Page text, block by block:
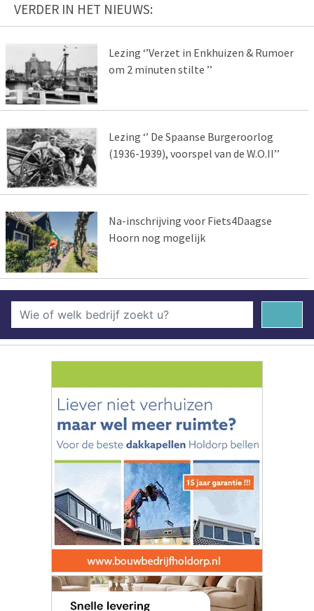
VERDER IN HET NIEUWS:
Lezing ‘’Verzet in Enkhuizen & Rumoer
om 2 minuten stilte ’’
Lezing ‘’ De Spaanse Burgeroorlog
(1936-1939), voorspel van de W.O.II’’
Na-inschrijving voor Fiets4Daagse
Hoorn nog mogelijk